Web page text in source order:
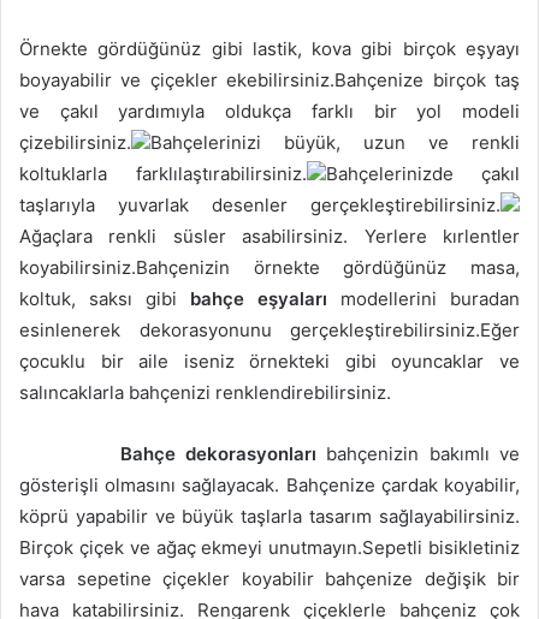
Örnekte gördüğünüz gibi lastik, kova gibi birçok eşyayı
boyayabilir ve çiçekler ekebilirsiniz.Bahçenize birçok taş
ve çakıl yardımıyla oldukça farklı bir yol modeli
çizebilirsiniz.
Bahçelerinizi büyük, uzun ve renkli
koltuklarla farklılaştırabilirsiniz.
Bahçelerinizde çakıl
taşlarıyla yuvarlak desenler gerçekleştirebilirsiniz.
Ağaçlara renkli süsler asabilirsiniz. Yerlere kırlentler
koyabilirsiniz.Bahçenizin örnekte gördüğünüz masa,
koltuk, saksı gibi bahçe eşyaları modellerini buradan
esinlenerek dekorasyonunu gerçekleştirebilirsiniz.Eğer
çocuklu bir aile iseniz örnekteki gibi oyuncaklar ve
salıncaklarla bahçenizi renklendirebilirsiniz.
Bahçe dekorasyonları bahçenizin bakımlı ve
gösterişli olmasını sağlayacak. Bahçenize çardak koyabilir,
köprü yapabilir ve büyük taşlarla tasarım sağlayabilirsiniz.
Birçok çiçek ve ağaç ekmeyi unutmayın.Sepetli bisikletiniz
varsa sepetine çiçekler koyabilir bahçenize değişik bir
hava katabilirsiniz. Rengarenk çiçeklerle bahçeniz çok